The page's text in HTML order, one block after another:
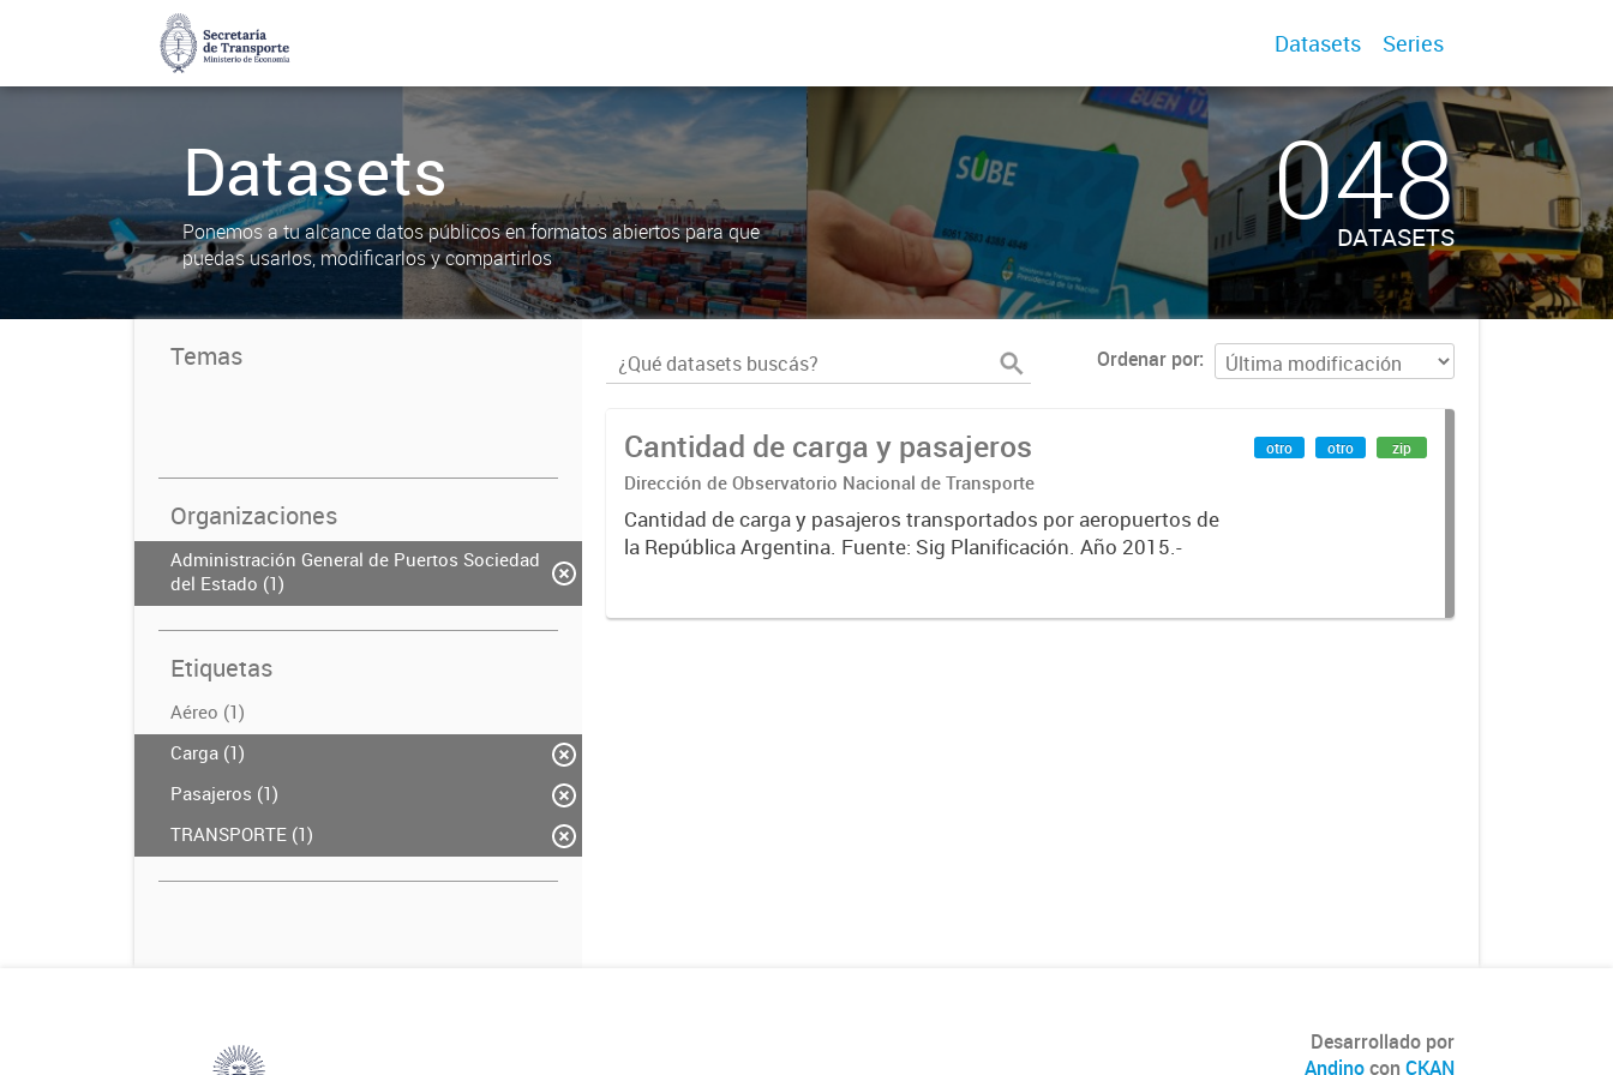
Datasets Series
Datasets
Ponemos a tu alcance datos públicos en formatos abiertos para que
puedas usarlos, modificarlos y compartirlos
048
DATASETS
Temas
Organizaciones
Administración General de Puertos Sociedad
del Estado (1)
Etiquetas
Aéreo (1)
Carga (1)
Pasajeros (1)
TRANSPORTE (1)
Ordenar por
Cantidad de carga y pasajeros
Dirección de Observatorio Nacional de Transporte
Cantidad de carga y pasajeros transportados por aeropuertos de
la República Argentina. Fuente: Sig Planificación. Año 2015.-
otro otro zip
Desarrollado por
Andinocon CKAN